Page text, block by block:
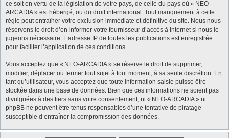
ce soit en vertu de la législation de votre pays, de celle du pays où « NEO-
ARCADIA » est hébergé, ou du droit international. Tout manquement à cette
règle peut entraîner votre exclusion immédiate et définitive du site. Nous nous
réservons le droit d’en informer votre fournisseur d’accès à Internet si nous le
jugeons nécessaire. L’adresse IP de toutes les publications est enregistrée
pour faciliter l’application de ces conditions.
Vous acceptez que « NEO-ARCADIA » se réserve le droit de supprimer,
modifier, déplacer ou fermer tout sujet à tout moment, à sa seule discrétion. En
tant qu’utilisateur, vous acceptez que toute information saisie puisse être
stockée dans une base de données. Bien que ces informations ne soient pas
divulguées à des tiers sans votre consentement, ni « NEO-ARCADIA » ni
phpBB ne peuvent être tenus responsables d’une tentative de piratage
susceptible d’entraîner la compromission des données.